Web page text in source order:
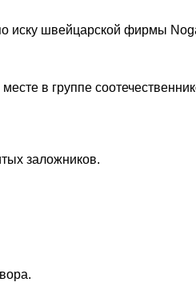
иску швейцарской фирмы
в группе
заложников.